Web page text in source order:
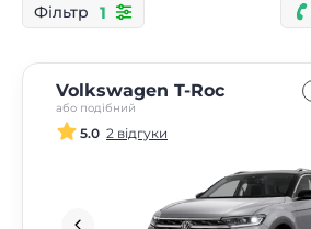
Фільтр 1
Volkswagen T-Roc
або подібний
5.0 2 відгуки